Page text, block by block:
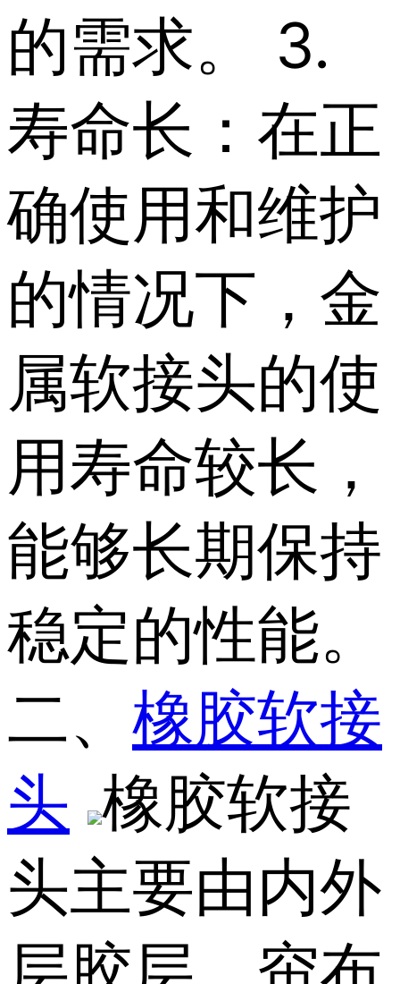
的需求。 3.
寿命长：在正
确使用和维护
的情况下，金
属软接头的使
用寿命较长，
能够长期保持
稳定的性能。
二、 橡胶软接
头 橡胶软接
头主要由内外